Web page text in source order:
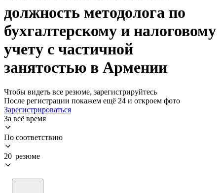
должность методолога по
бухгалтерскому и налоговому
учету с частичной
занятостью в Армении
Чтобы видеть все резюме, зарегистрируйтесь
После регистрации покажем ещё 24 и откроем фото
Зарегистрироваться
За всё время
По соответствию
20 резюме